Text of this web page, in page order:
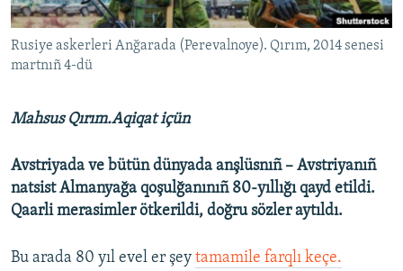
Русский
Українською
QOŞULIÑIZ!
RFE/RS bütün saytları
Rusiye askerleri Anğarada (Perevalnoye). Qırım, 2014 senesi
martnıñ 4-dü
Mahsus Qırım.Aqiqat içün
Avstriyada ve bütün dünyada anşlüsnıñ – Avstriyanıñ
natsist Almanyağa qoşulğanınıñ 80-yıllığı qayd etildi.
Qaarli merasimler ötkerildi, doğru sözler aytıldı.
Bu arada 80 yıl evel er şey tamamile farqlı keçe.